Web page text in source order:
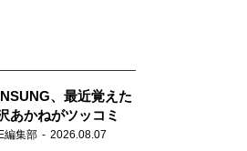
、最近覚えた
あかねがツッコミ
編集部 2026.08.07